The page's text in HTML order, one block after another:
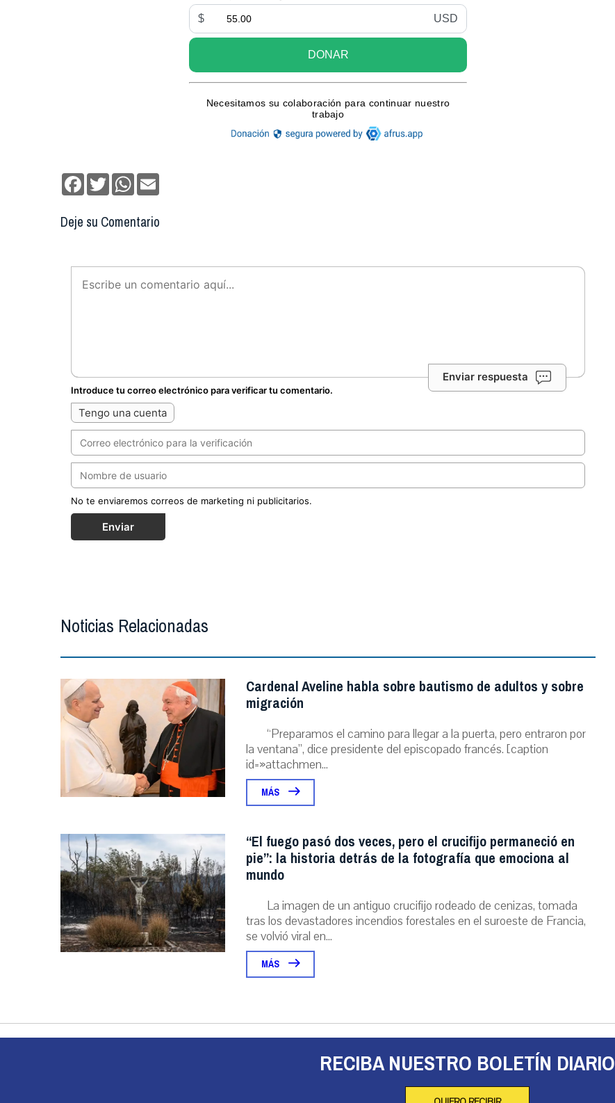
Facebook
TwitterWhatsApp
Deje su Comentario
Enviar respuesta
Introduce tu correo electrónico para verificar tu comentario.
Tengo una cuenta
No te enviaremos correos de marketing ni publicitarios.
Enviar
Noticias Relacionadas
Cardenal Aveline habla sobre bautismo de adultos y sobre
migración
“Preparamos el camino para llegar a la puerta, pero entraron por
la ventana”, dice presidente del episcopado francés. [caption
id=»attachmen...
MÁS
“El fuego pasó dos veces, pero el crucifijo permaneció en
pie”: la historia detrás de la fotografía que emociona al
mundo
La imagen de un antiguo crucifijo rodeado de cenizas, tomada
tras los devastadores incendios forestales en el suroeste de Francia,
se volvió viral en...
MÁS
RECIBA NUESTRO BOLETÍN DIARIO